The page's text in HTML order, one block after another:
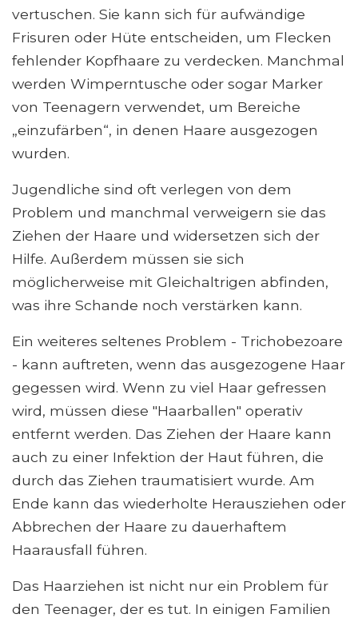
vertuschen. Sie kann sich für aufwändige
Frisuren oder Hüte entscheiden, um Flecken
fehlender Kopfhaare zu verdecken. Manchmal
werden Wimperntusche oder sogar Marker
von Teenagern verwendet, um Bereiche
„einzufärben“, in denen Haare ausgezogen
wurden.
Jugendliche sind oft verlegen von dem
Problem und manchmal verweigern sie das
Ziehen der Haare und widersetzen sich der
Hilfe. Außerdem müssen sie sich
möglicherweise mit Gleichaltrigen abfinden,
was ihre Schande noch verstärken kann.
Ein weiteres seltenes Problem - Trichobezoare
- kann auftreten, wenn das ausgezogene Haar
gegessen wird. Wenn zu viel Haar gefressen
wird, müssen diese "Haarballen" operativ
entfernt werden. Das Ziehen der Haare kann
auch zu einer Infektion der Haut führen, die
durch das Ziehen traumatisiert wurde. Am
Ende kann das wiederholte Herausziehen oder
Abbrechen der Haare zu dauerhaftem
Haarausfall führen.
Das Haarziehen ist nicht nur ein Problem für
den Teenager, der es tut. In einigen Familien